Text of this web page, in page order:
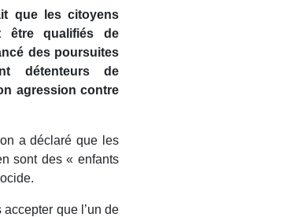
que les citoyens
être qualifiés de
des poursuites
détenteurs de
agression contre
a déclaré que les
sont des « enfants
que l’un de